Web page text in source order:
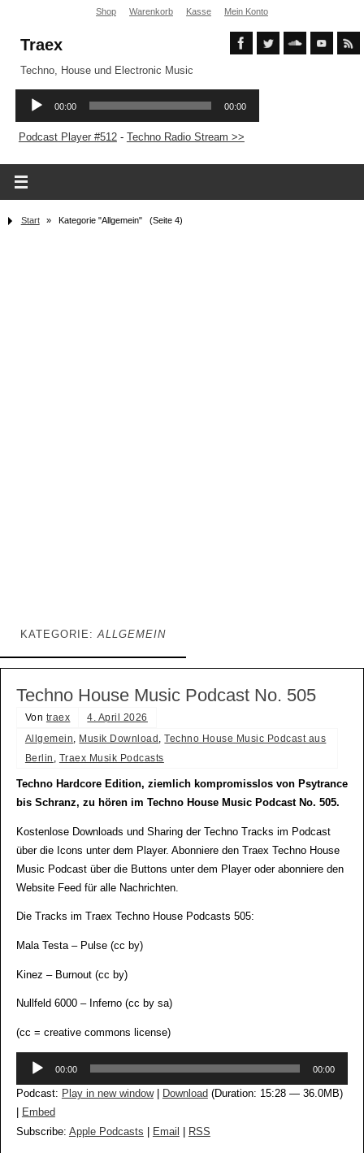
Shop Warenkorb Kasse Mein Konto
Traex
Techno, House und Electronic Music
Podcast Player #512- Techno Radio Stream >>
Start » Kategorie "Allgemein" (Seite 4)
KATEGORIE: ALLGEMEIN
Techno House Music Podcast No. 505
Von traex
4. April 2026
Allgemein, Musik Download ,Techno House Music Podcast aus
Berlin , Traex Musik Podcasts
Techno Hardcore Edition, ziemlich kompromisslos von Psytrance
bis Schranz, zu hören im Techno House Music Podcast No. 505.
Kostenlose Downloads und Sharing der Techno Tracks im Podcast
über die Icons unter dem Player. Abonniere den Traex Techno House
Music Podcast über die Buttons unter dem Player oder abonniere den
Website Feed für alle Nachrichten.
Die Tracks im Traex Techno House Podcasts 505:
Mala Testa – Pulse (cc by)
Kinez – Burnout (cc by)
Nullfeld 6000 – Inferno (cc by sa)
(cc = creative commons license)
Audio-
00:00 00:00
Podcast: Play in new window| Download (Duration: 15:28 — 36.0MB)
Embed
Subscribe: Apple Podcasts Email RSS